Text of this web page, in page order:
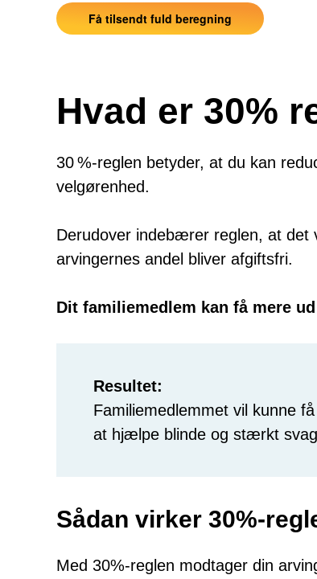
Hvad er 30%
30 %-reglen betyder, at du kan
velgørenhed.
Derudover indebærer reglen, at det
arvingernes andel bliver afgiftsfri.
Dit familiemedlem kan få mere
Resultet:
Familiemedlemmet vil kunne få
at hjælpe blinde og stærkt
Sådan virker 30%-
Med 30%-reglen modtager din